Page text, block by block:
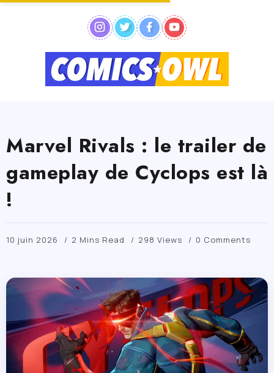
Marvel Rivals : le trailer de
gameplay de Cyclops est là
!
10 juin 2026 2 Mins Read 298 Views 0 Comments